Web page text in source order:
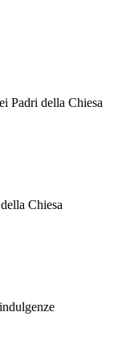
Padri della Chiesa
Chiesa